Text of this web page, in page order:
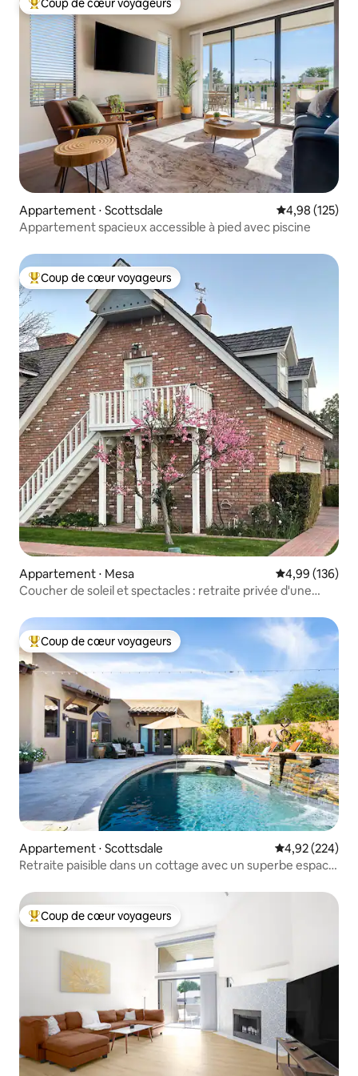
Coups de cœur voyageurs les plus appréciés
Coup de cœur voyageurs
Appartement ⋅ Scottsdale Évaluation
4,98 (125)
Appartement spacieux accessible à pied avec piscine
Coups de cœur voyageurs les plus appréciés
Coup de cœur voyageurs
Appartement ⋅ Mesa Évaluation
4,99 (136)
Coucher de soleil et spectacles : retraite privée d'une
Coups de cœur voyageurs les plus appréciés
Coup de cœur voyageurs
Appartement ⋅ Scottsdale Évaluation
4,92 (224)
Retraite paisible dans un cottage avec un superbe espace
Coups de cœur voyageurs les plus appréciés
Coup de cœur voyageurs